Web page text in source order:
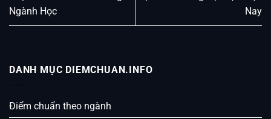
Ngành Học
Nay
DANH MỤC DIEMCHUAN.INFO
Điểm chuẩn theo ngành